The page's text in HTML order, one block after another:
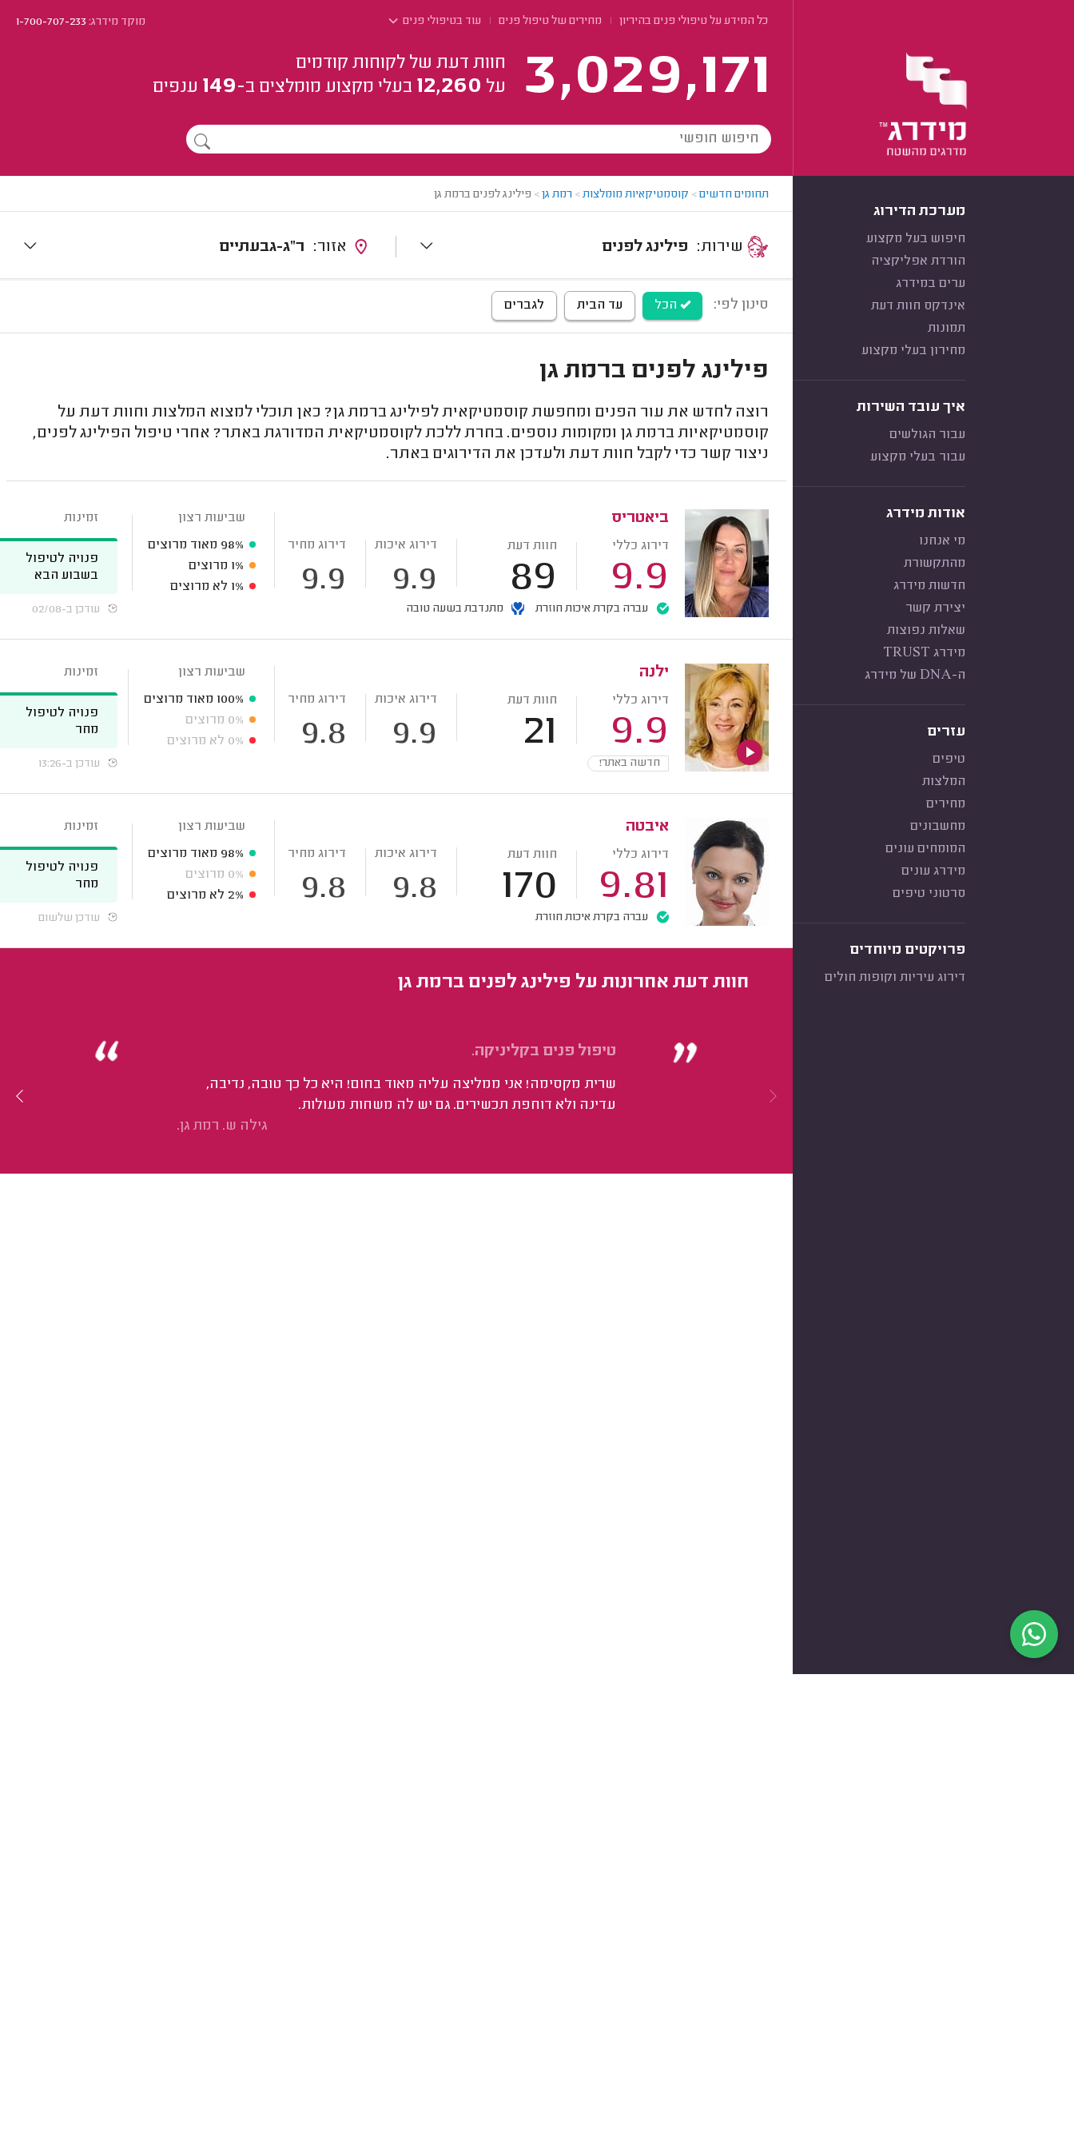
כל המידע על טיפולי פנים בהיריון מחירים של טיפול פנים עוד בטיפולי פנים מוקד מידרג:1-700-707-233
3,029,171
חוות דעת של לקוחות קודמים
על 12,260 בעלי מקצוע מומלצים ב-149 ענפים
מערכת הדירוג
חיפוש בעל מקצוע
הורדת אפליקציה
ערים במידרג
אינדקס חוות דעת
תמונות
מחירון בעלי מקצוע
איך עובד השירות
עבור הגולשים
עבור בעלי מקצוע
אודות מידרג
מי אנחנו
מהתקשורת
חדשות מידרג
יצירת קשר
שאלות נפוצות
מידרג TRUST
ה-DNA של מידרג
עזרים
טיפים
המלצות
מחירים
מחשבונים
המומחים עונים
מידרג עונים
סרטוני טיפים
פרויקטים מיוחדים
דירוג עיריות וקופות חולים
תחומים חדשים> קוסמטיקאיות מומלצות> רמת גן> פילינג לפנים ברמת גן
פילינג לפנים ר"ג-גבעתיים
סינון לפי: הכל עד הבית לגברים
פילינג לפנים ברמת גן
רוצה לחדש את עור הפנים ומחפשת קוסמטיקאית לפילינג ברמת גן? כאן תוכלי למצוא המלצות וחוות דעת על
קוסמטיקאיות ברמת גן ומקומות נוספים. בחרת ללכת לקוסמטיקאית המדורגת באתר? אחרי טיפול הפילינג לפנים,
ניצור קשר כדי לקבל חוות דעת ולעדכן את הדירוגים באתר.
ביאטריס
דירוג כללי
9.9
חוות דעת
89
דירוג איכות
9.9
דירוג מחיר
9.9
עברה בקרת איכות חוזרת מתנדבת בשעה טובה
שביעות רצון
98% מאוד מרוצים
1% מרוצים
1% לא מרוצים
זמינות
פנויה לטיפול
בשבוע הבא
עודכן ב-02/08
ילנה
דירוג כללי
9.9
חוות דעת
21
דירוג איכות
9.9
דירוג מחיר
9.8
חדשה באתר!
שביעות רצון
100% מאוד מרוצים
0% מרוצים
0% לא מרוצים
זמינות
פנויה לטיפול
מחר
עודכן ב-13:26
איבטה
דירוג כללי
9.81
חוות דעת
170
דירוג איכות
9.8
דירוג מחיר
9.8
עברה בקרת איכות חוזרת
שביעות רצון
98% מאוד מרוצים
0% מרוצים
2% לא מרוצים
זמינות
פנויה לטיפול
מחר
עודכן שלשום
חוות דעת אחרונות על פילינג לפנים ברמת גן
טיפול פנים בקליניקה.
שרית מקסימה! אני ממליצה עליה מאוד בחום! היא כל כך טובה, נדיבה,
עדינה ולא דוחפת תכשירים. גם יש לה משחות מעולות.
גילה ש. רמת גן.